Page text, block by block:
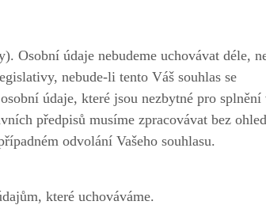
Osobní údaje nebudeme uchovávat déle,
nebude-li tento Váš souhlas se
údaje, které jsou nezbytné pro splnění
předpisů musíme zpracovávat bez
odvolání Vašeho souhlasu.
které uchováváme.